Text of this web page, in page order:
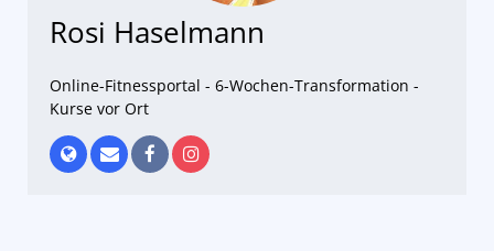
Rosi Haselmann
Online-Fitnessportal - 6-Wochen-Transformation -
Kurse vor Ort